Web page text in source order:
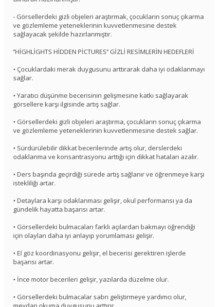
- Görsellerdeki gizli objeleri araştırmak, çocukların sonuç çıkarma
ve gözlemleme yeteneklerinin kuvvetlenmesine destek
sağlayacak şekilde hazırlanmıştır.
‘’HİGHLİGHTS HİDDEN PİCTURES’’ GİZLİ RESİMLERİN HEDEFLERİ
• Çocuklardaki merak duygusunu arttırarak daha iyi odaklanmayı
sağlar.
• Yaratıcı düşünme becerisinin gelişmesine katkı sağlayarak
görsellere karşı ilgisinde artış sağlar.
• Görsellerdeki gizli objeleri araştırma, çocukların sonuç çıkarma
ve gözlemleme yeteneklerinin kuvvetlenmesine destek sağlar.
• Sürdürülebilir dikkat becerilerinde artış olur, derslerdeki
odaklanma ve konsantrasyonu arttığı için dikkat hataları azalır.
• Ders başında geçirdiği sürede artış sağlanır ve öğrenmeye karşı
istekliliği artar.
• Detaylara karşı odaklanması gelişir, okul performansı ya da
gündelik hayatta başarısı artar.
• Görsellerdeki bulmacaları farklı açılardan bakmayı öğrendiği
için olayları daha iyi anlayıp yorumlaması gelişir.
• El göz koordinasyonu gelişir, el becerisi gerektiren işlerde
başarısı artar.
• İnce motor becerileri gelişir, yazılarda düzelme olur.
• Görsellerdeki bulmacalar sabrı geliştirmeye yardımcı olur,